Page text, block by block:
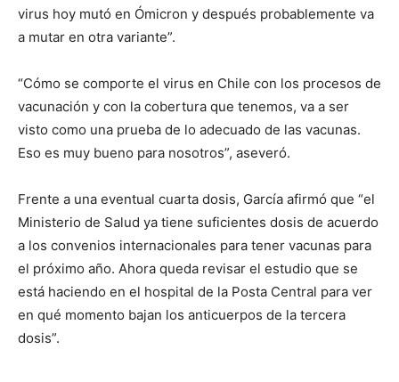
virus hoy mutó en Ómicron y después probablemente va
a mutar en otra variante”.
“Cómo se comporte el virus en Chile con los procesos de
vacunación y con la cobertura que tenemos, va a ser
visto como una prueba de lo adecuado de las vacunas.
Eso es muy bueno para nosotros”, aseveró.
Frente a una eventual cuarta dosis, García afirmó que “el
Ministerio de Salud ya tiene suficientes dosis de acuerdo
a los convenios internacionales para tener vacunas para
el próximo año. Ahora queda revisar el estudio que se
está haciendo en el hospital de la Posta Central para ver
en qué momento bajan los anticuerpos de la tercera
dosis”.